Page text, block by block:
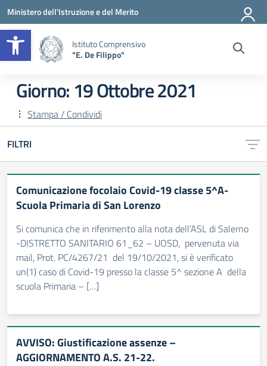
Apri la barra degli strumenti
Vai ai contenuti
Vai al menu di navigazione
Vai al footer
Ministero dell'Istruzione e del Merito
Istituto Comprensivo
"E. De Filippo"
Giorno: 19 Ottobre 2021
Stampa / Condividi
FILTRI
Comunicazione focolaio Covid-19 classe 5^A-
Scuola Primaria di San Lorenzo
Si comunica che in riferimento alla nota dell’ASL di Salerno
-DISTRETTO SANITARIO 61_62 – UOSD, pervenuta via
mail, Prot. PC/4267/21 del 19/10/2021, si è verificato
un(1) caso di Covid-19 presso la classe 5^ sezione A della
scuola Primaria – […]
AVVISO: Giustificazione assenze –
AGGIORNAMENTO A.S. 21-22.